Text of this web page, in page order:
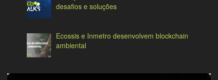
desafios e soluções
Ecossis e Inmetro desenvolvem blockchain
ambiental